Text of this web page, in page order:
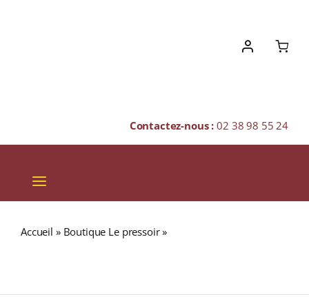
Contactez-nous :02 38 98 55 24
Toggle
Navigation
Accueil » Boutique Le pressoir»